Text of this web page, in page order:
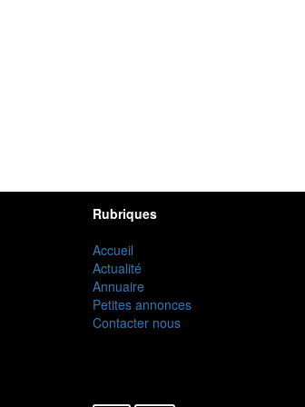
Rubriques
Accueil
Actualité
Annuaire
Petites annonces
Contacter nous